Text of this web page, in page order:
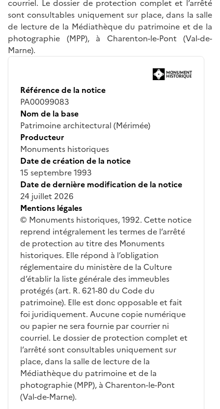
courriel. Le dossier de protection complet et l’arrêté
sont consultables uniquement sur place, dans la salle
de lecture de la Médiathèque du patrimoine et de la
photographie (MPP), à Charenton-le-Pont (Val-de-
Marne).
Référence de la notice
PA00099083
Nom de la base
Patrimoine architectural (Mérimée)
Producteur
Monuments historiques
Date de création de la notice
15 septembre 1993
Date de dernière modification de la notice
24 juillet 2026
Mentions légales
© Monuments historiques, 1992. Cette notice
reprend intégralement les termes de l’arrêté
de protection au titre des Monuments
historiques. Elle répond à l’obligation
réglementaire du ministère de la Culture
d’établir la liste générale des immeubles
protégés (art. R. 621-80 du Code du
patrimoine). Elle est donc opposable et fait
foi juridiquement. Aucune copie numérique
ou papier ne sera fournie par courrier ni
courriel. Le dossier de protection complet et
l’arrêté sont consultables uniquement sur
place, dans la salle de lecture de la
Médiathèque du patrimoine et de la
photographie (MPP), à Charenton-le-Pont
(Val-de-Marne).